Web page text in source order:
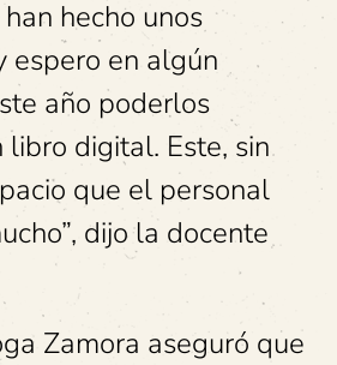
hecho unos
espero en algún
año poderlos
digital. Este, sin
que el personal
dijo la docente
Zamora aseguró que